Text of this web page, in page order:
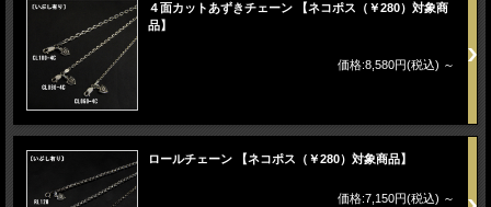
４面カットあずきチェーン 【ネコポス（￥280）対象商
品】
価格:8,580円(税込) ～
ロールチェーン 【ネコポス（￥280）対象商品】
価格:7,150円(税込) ～